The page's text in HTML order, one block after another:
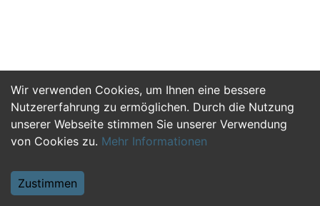
Wir verwenden Cookies, um Ihnen eine bessere
Nutzererfahrung zu ermöglichen. Durch die Nutzung
unserer Webseite stimmen Sie unserer Verwendung
von Cookies zu. Mehr Informationen
Zustimmen